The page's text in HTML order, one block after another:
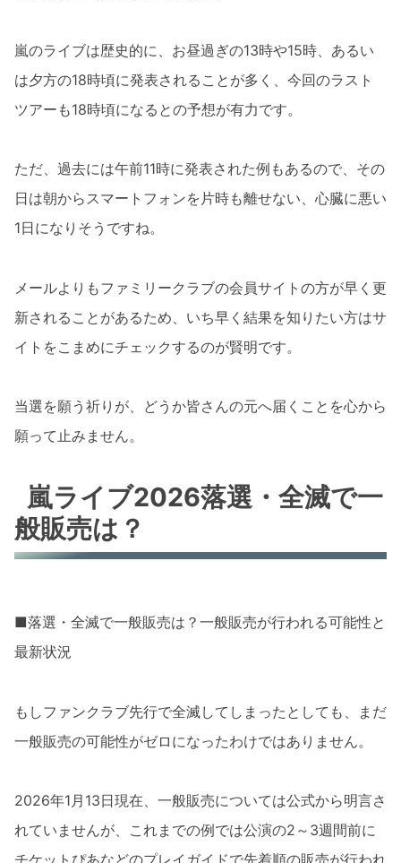
嵐のライブは歴史的に、お昼過ぎの13時や15時、あるい
は夕方の18時頃に発表されることが多く、今回のラスト
ツアーも18時頃になるとの予想が有力です。
ただ、過去には午前11時に発表された例もあるので、その
日は朝からスマートフォンを片時も離せない、心臓に悪い
1日になりそうですね。
メールよりもファミリークラブの会員サイトの方が早く更
新されることがあるため、いち早く結果を知りたい方はサ
イトをこまめにチェックするのが賢明です。
当選を願う祈りが、どうか皆さんの元へ届くことを心から
願って止みません。
嵐ライブ2026落選・全滅で一
般販売は？
■落選・全滅で一般販売は？一般販売が行われる可能性と
最新状況
もしファンクラブ先行で全滅してしまったとしても、まだ
一般販売の可能性がゼロになったわけではありません。
2026年1月13日現在、一般販売については公式から明言さ
れていませんが、これまでの例では公演の2～3週間前に